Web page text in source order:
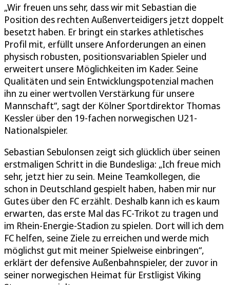
„Wir freuen uns sehr, dass wir mit Sebastian die
Position des rechten Außenverteidigers jetzt doppelt
besetzt haben. Er bringt ein starkes athletisches
Profil mit, erfüllt unsere Anforderungen an einen
physisch robusten, positionsvariablen Spieler und
erweitert unsere Möglichkeiten im Kader. Seine
Qualitäten und sein Entwicklungspotenzial machen
ihn zu einer wertvollen Verstärkung für unsere
Mannschaft“, sagt der Kölner Sportdirektor Thomas
Kessler über den 19-fachen norwegischen U21-
Nationalspieler.
Sebastian Sebulonsen zeigt sich glücklich über seinen
erstmaligen Schritt in die Bundesliga: „Ich freue mich
sehr, jetzt hier zu sein. Meine Teamkollegen, die
schon in Deutschland gespielt haben, haben mir nur
Gutes über den FC erzählt. Deshalb kann ich es kaum
erwarten, das erste Mal das FC-Trikot zu tragen und
im Rhein-Energie-Stadion zu spielen. Dort will ich dem
FC helfen, seine Ziele zu erreichen und werde mich
möglichst gut mit meiner Spielweise einbringen“,
erklärt der defensive Außenbahnspieler, der zuvor in
seiner norwegischen Heimat für Erstligist Viking